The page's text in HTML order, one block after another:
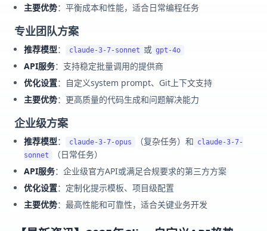
主要优势：平衡成本和性能，适合日常编程任务
专业团队方案
推荐模型： claude-3-7-sonnet 或 gpt-4o
API服务：支持稳定批量调用的提供商
优化设置：自定义system prompt、Git上下文支持
主要优势：更高质量的代码生成和问题解决能力
企业级方案
推荐模型： claude-3-7-opus （复杂任务）和 claude-3-7-
sonnet
（日常任务）
API服务：企业级官方API或满足合规要求的第三方方案
优化设置：定制化提示模板、项目级配置
主要优势：最高性能和可靠性，适合关键业务开发